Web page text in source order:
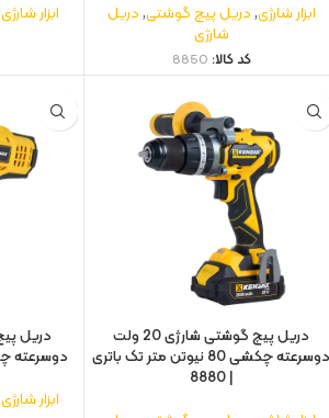
ابزار شارژی,دریل پیچ گوشتی,دریل
شارژی
کد کالا: 8850
ابزار شارژی
دریل پیچ گوشتی شارژی 20 ولت
دوسرعته چکشی 80 نیوتن متر تک باتری
| 8880
دوسرعته چکشی 30
ابزار شارژی